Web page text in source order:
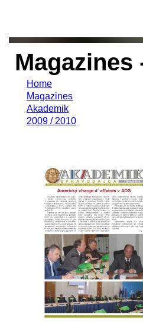
Magazines
Home
Magazines
Akademik
2009 / 2010